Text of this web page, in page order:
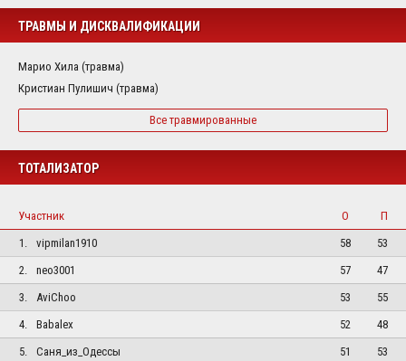
ТРАВМЫ И ДИСКВАЛИФИКАЦИИ
Марио Хила (травма)
Кристиан Пулишич (травма)
Все травмированные
ТОТАЛИЗАТОР
Участник О
П
1.
vipmilan1910 58
53
2.
neo3001 57
47
3.
AviChoo 53
55
4.
Babalex 52
48
5.
Саня_из_Одессы 51 53